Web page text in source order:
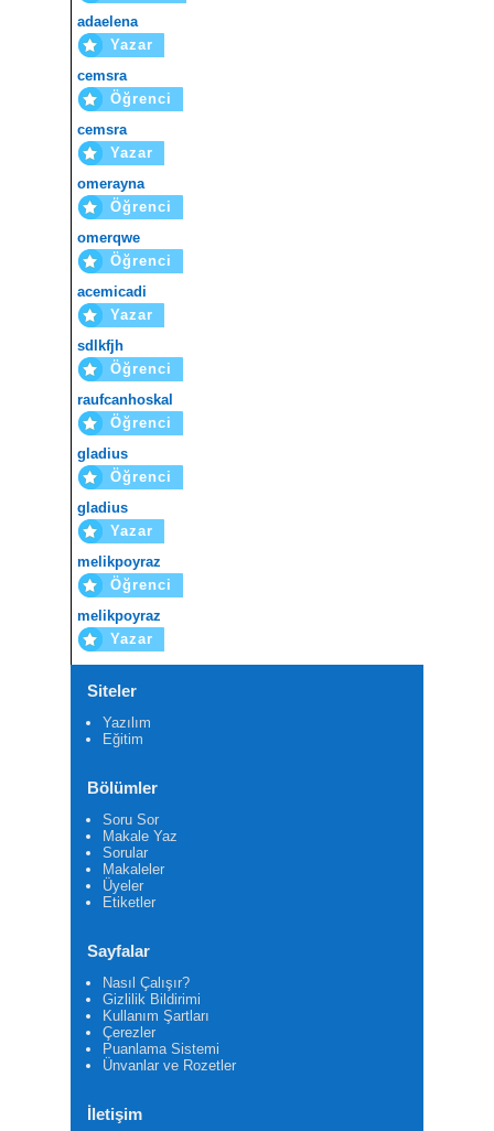
adaelena
Yazar
cemsra
Öğrenci
cemsra
Yazar
omerayna
Öğrenci
omerqwe
Öğrenci
acemicadi
Yazar
sdlkfjh
Öğrenci
raufcanhoskal
Öğrenci
gladius
Öğrenci
gladius
Yazar
melikpoyraz
Öğrenci
melikpoyraz
Yazar
Siteler
Yazılım
Eğitim
Bölümler
Soru Sor
Makale Yaz
Sorular
Makaleler
Üyeler
Etiketler
Sayfalar
Nasıl Çalışır?
Gizlilik Bildirimi
Kullanım Şartları
Çerezler
Puanlama Sistemi
Ünvanlar ve Rozetler
İletişim